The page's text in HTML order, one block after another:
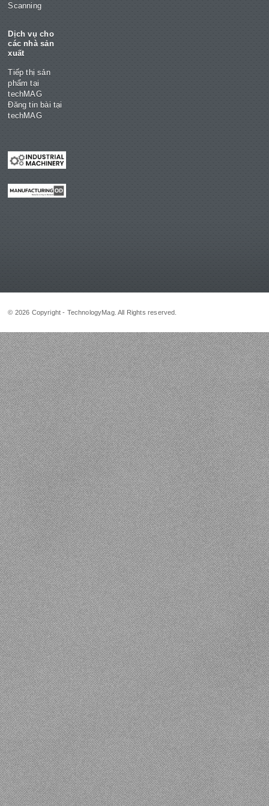
Scanning
Dịch vụ cho
các nhà sản
xuất
Tiếp thị sản
phẩm tại
techMAG
Đăng tin bài tại
techMAG
© 2026 Copyright - TechnologyMag. All Rights reserved.